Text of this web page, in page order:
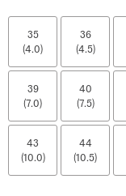
35
(4.0)
36
(4.5)
39
(7.0)
40
(7.5)
43
(10.0)
44
(10.5)